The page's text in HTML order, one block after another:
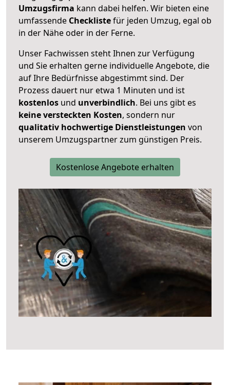
Umzugsfirma kann dabei helfen. Wir bieten eine
umfassende Checklistefür jeden Umzug, egal ob
in der Nähe oder in der Ferne.
Unser Fachwissen steht Ihnen zur Verfügung
und Sie erhalten gerne individuelle Angebote, die
auf Ihre Bedürfnisse abgestimmt sind. Der
Prozess dauert nur etwa 1 Minuten und ist
kostenlos und unverbindlich. Bei uns gibt es
keine versteckten Kosten, sondern nur
qualitativ hochwertige Dienstleistungen von
unserem Umzugspartner zum günstigen Preis.
Kostenlose Angebote erhalten